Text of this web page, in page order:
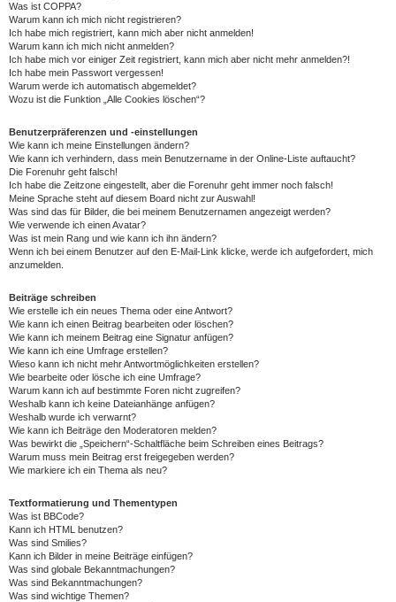
Was ist COPPA?
Warum kann ich mich nicht registrieren?
Ich habe mich registriert, kann mich aber nicht anmelden!
Warum kann ich mich nicht anmelden?
Ich habe mich vor einiger Zeit registriert, kann mich aber nicht mehr anmelden?!
Ich habe mein Passwort vergessen!
Warum werde ich automatisch abgemeldet?
Wozu ist die Funktion „Alle Cookies löschen“?
Benutzerpräferenzen und -einstellungen
Wie kann ich meine Einstellungen ändern?
Wie kann ich verhindern, dass mein Benutzername in der Online-Liste auftaucht?
Die Forenuhr geht falsch!
Ich habe die Zeitzone eingestellt, aber die Forenuhr geht immer noch falsch!
Meine Sprache steht auf diesem Board nicht zur Auswahl!
Was sind das für Bilder, die bei meinem Benutzernamen angezeigt werden?
Wie verwende ich einen Avatar?
Was ist mein Rang und wie kann ich ihn ändern?
Wenn ich bei einem Benutzer auf den E-Mail-Link klicke, werde ich aufgefordert, mich
anzumelden.
Beiträge schreiben
Wie erstelle ich ein neues Thema oder eine Antwort?
Wie kann ich einen Beitrag bearbeiten oder löschen?
Wie kann ich meinem Beitrag eine Signatur anfügen?
Wie kann ich eine Umfrage erstellen?
Wieso kann ich nicht mehr Antwortmöglichkeiten erstellen?
Wie bearbeite oder lösche ich eine Umfrage?
Warum kann ich auf bestimmte Foren nicht zugreifen?
Weshalb kann ich keine Dateianhänge anfügen?
Weshalb wurde ich verwarnt?
Wie kann ich Beiträge den Moderatoren melden?
Was bewirkt die „Speichern“-Schaltfläche beim Schreiben eines Beitrags?
Warum muss mein Beitrag erst freigegeben werden?
Wie markiere ich ein Thema als neu?
Textformatierung und Thementypen
Was ist BBCode?
Kann ich HTML benutzen?
Was sind Smilies?
Kann ich Bilder in meine Beiträge einfügen?
Was sind globale Bekanntmachungen?
Was sind Bekanntmachungen?
Was sind wichtige Themen?